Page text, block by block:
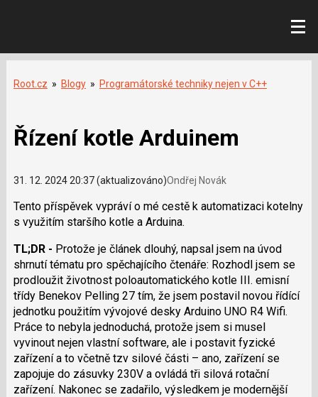
Root.cz » Blogy » Programátorské techniky nejen v C++
Řízení kotle Arduinem
31. 12. 2024 20:37 (aktualizováno)Ondřej Novák
Tento příspěvek vypráví o mé cestě k automatizaci kotelny
s využitím staršího kotle a Arduina.
TL;DR - Protože je článek dlouhý, napsal jsem na úvod
shrnutí tématu pro spěchajícího čtenáře: Rozhodl jsem se
prodloužit životnost poloautomatického kotle III. emisní
třídy Benekov Pelling 27 tím, že jsem postavil novou řídící
jednotku použitím vývojové desky Arduino UNO R4 Wifi.
Práce to nebyla jednoduchá, protože jsem si musel
vyvinout nejen vlastní software, ale i postavit fyzické
zařízení a to včetně tzv silové části – ano, zařízení se
zapojuje do zásuvky 230V a ovládá tři silová rotační
zařízení. Nakonec se zadařilo, výsledkem je modernější